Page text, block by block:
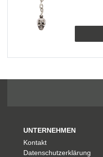
UNTERNEHMEN
Kontakt
Datenschutzerklärung